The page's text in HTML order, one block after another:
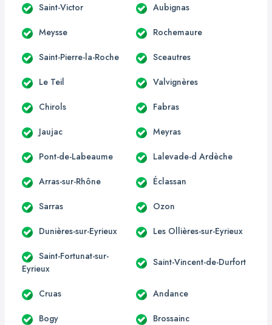
Saint-Victor Aubignas
Meysse Rochemaure
Saint-Pierre-la-Roche Sceautres
Le Teil Valvignères
Chirols Fabras
Jaujac Meyras
Pont-de-Labeaume Lalevade-d Ardèche
Arras-sur-Rhône Éclassan
Sarras Ozon
Dunières-sur-Eyrieux Les Ollières-sur-Eyrieux
Saint-Fortunat-sur-
Eyrieux
Saint-Vincent-de-Durfort
Cruas Andance
Bogy Brossainc